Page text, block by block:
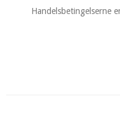
Handelsbetingelserne